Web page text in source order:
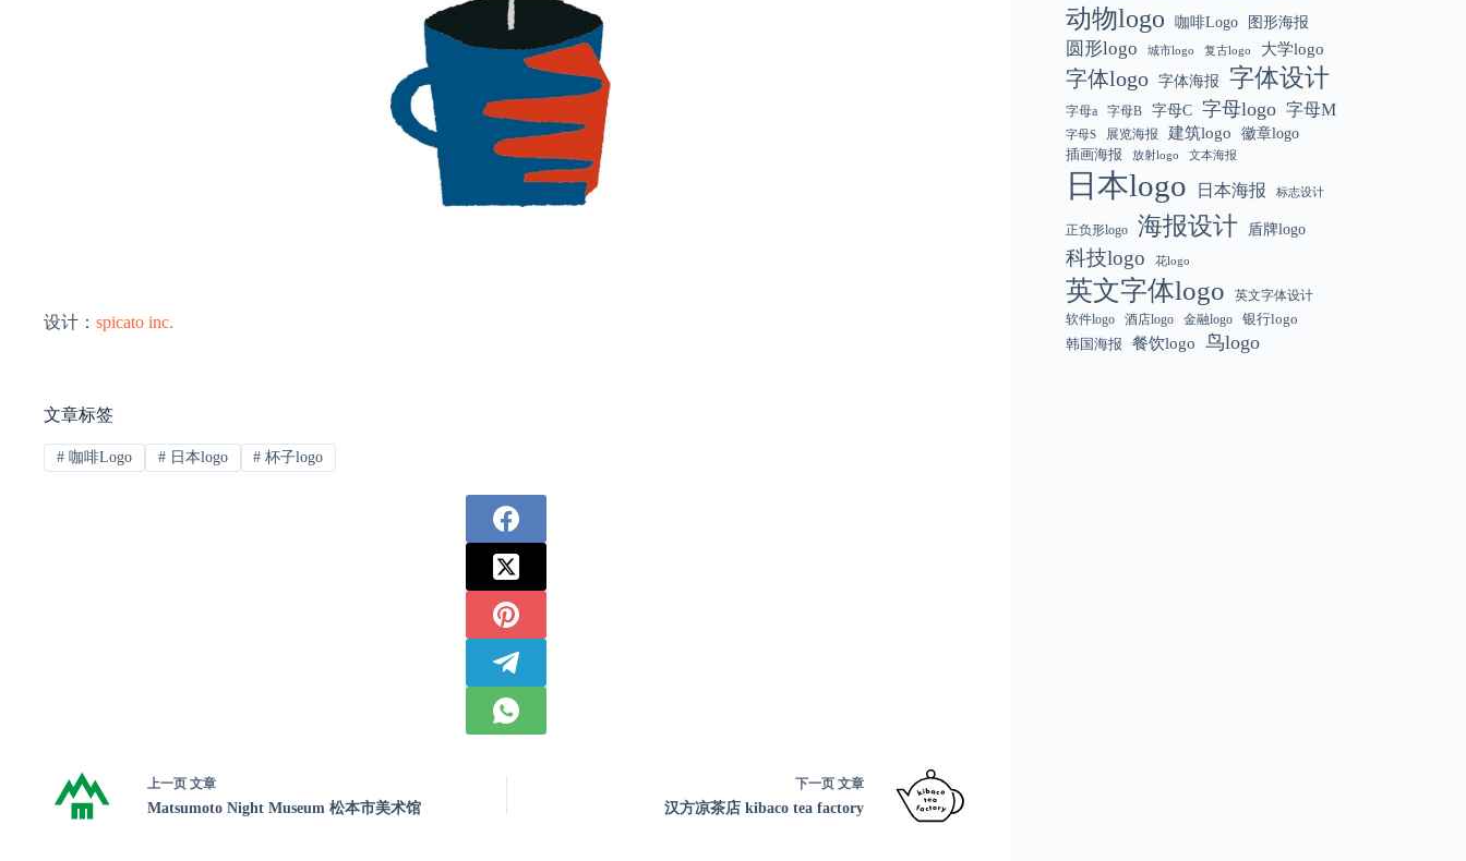
设计： spicato inc.
文章标签
#咖啡Logo #日本logo # 杯子logo
上一页 文章
Matsumoto Night Museum 松本市美术馆
下一页文章
汉方凉茶店 kibaco tea factory
动物logo
咖啡Logo 图形海报
圆形logo 城市logo 复古logo 大学logo
字体logo 字体海报 字体设计
字母a 字母B 字母C 字母logo 字母M
字母S 展览海报 建筑logo 徽章logo
插画海报 放射logo 文本海报
日本logo 日本海报 标志设计
正负形logo 海报设计 盾牌logo
科技logo 花logo
英文字体logo
英文字体设计
软件logo
酒店logo 金融logo
银行logo
韩国海报
餐饮logo 鸟logo